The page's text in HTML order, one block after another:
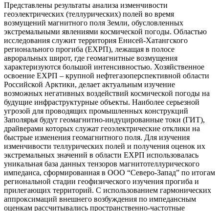
Представлены результаты анализа изменчивости
геоэлектрических (теллурических) полей во время
возмущений магнитного поля Земли, обусловленных
экстремальными явлениями космической погоды. Областью
исследования служит территория Енисей-Хатангского
регионального прогиба (ЕХРП), лежащая в полосе
авроральных широт, где геомагнитные возмущения
характеризуются большой интенсивностью. Хозяйственное
освоение ЕХРП – крупной нефтегазоперспективной области
Российской Арктики, делает актуальным изучение
возможных негативных воздействий космической погоды на
будущие инфраструктурные объекты. Наиболее серьезной
угрозой для проводящих промышленных конструкций
Заполярья будут геомагнитно-индуцированные токи (ГИТ),
драйверами которых служат геоэлектрические отклики на
быстрые изменения геомагнитного поля. Для изучения
изменчивости теллурических полей и получения оценок их
экстремальных значений в области ЕХРП использовалась
уникальная база данных тензоров магнитотеллурического
импеданса, сформированная в ООО “Северо-Запад” по итогам
региональной стадии геофизического изучения прогиба и
прилегающих территорий. С использованием гармонических
аппроксимаций внешнего возбуждения по импедансным
оценкам рассчитывались пространственно-частотные